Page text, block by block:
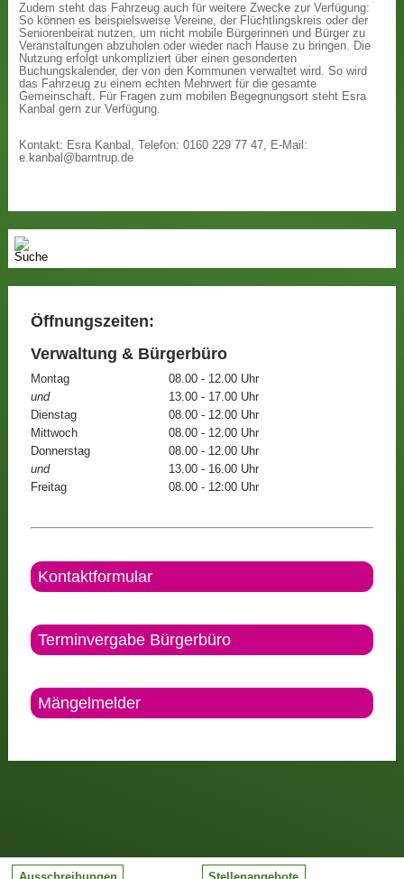
Zudem steht das Fahrzeug auch für weitere Zwecke zur Verfügung:
So können es beispielsweise Vereine, der Flüchtlingskreis oder der
Seniorenbeirat nutzen, um nicht mobile Bürgerinnen und Bürger zu
Veranstaltungen abzuholen oder wieder nach Hause zu bringen. Die
Nutzung erfolgt unkompliziert über einen gesonderten
Buchungskalender, der von den Kommunen verwaltet wird. So wird
das Fahrzeug zu einem echten Mehrwert für die gesamte
Gemeinschaft. Für Fragen zum mobilen Begegnungsort steht Esra
Kanbal gern zur Verfügung.
Kontakt: Esra Kanbal, Telefon: 0160 229 77 47, E-Mail:
e.kanbal@barntrup.de
Öffnungszeiten:
Verwaltung & Bürgerbüro
Montag
08.00 - 12.00 Uhr
und
13.00 - 17.00 Uhr
Dienstag
08.00 - 12.00 Uhr
Mittwoch
08.00 - 12.00 Uhr
Donnerstag
08.00 - 12.00 Uhr
und
13.00 - 16.00 Uhr
Freitag
08.00 - 12:00 Uhr
Kontaktformular
Terminvergabe Bürgerbüro
Mängelmelder